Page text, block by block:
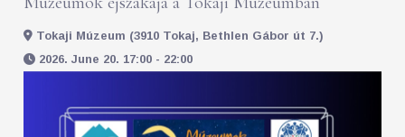
Tokaji Múzeum (3910 Tokaj, Bethlen Gábor út 7.)
2026. June 20. 17:00 - 22:00